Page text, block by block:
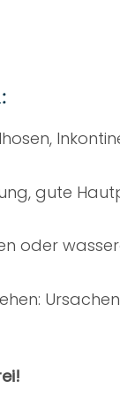
gute
oder